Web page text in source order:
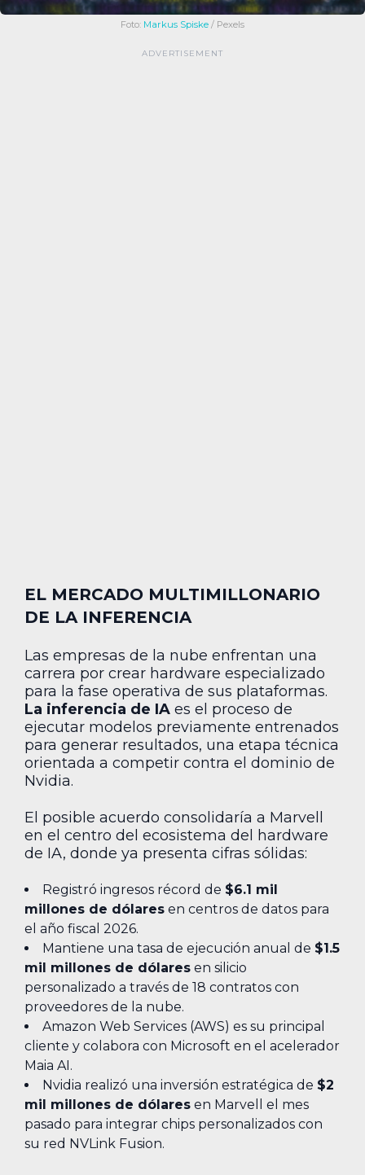
Foto: Markus Spiske / Pexels
EL MERCADO MULTIMILLONARIO
DE LA INFERENCIA
Las empresas de la nube enfrentan una
carrera por crear hardware especializado
para la fase operativa de sus plataformas.
La inferencia de IA es el proceso de
ejecutar modelos previamente entrenados
para generar resultados, una etapa técnica
orientada a competir contra el dominio de
Nvidia.
El posible acuerdo consolidaría a Marvell
en el centro del ecosistema del hardware
de IA, donde ya presenta cifras sólidas:
Registró ingresos récord de $6.1 mil
millones de dólares en centros de datos para
el año fiscal 2026.
Mantiene una tasa de ejecución anual de $1.5
mil millones de dólares en silicio
personalizado a través de 18 contratos con
proveedores de la nube.
Amazon Web Services (AWS) es su principal
cliente y colabora con Microsoft en el acelerador
Maia AI.
Nvidia realizó una inversión estratégica de $2
mil millones de dólares en Marvell el mes
pasado para integrar chips personalizados con
su red NVLink Fusion.